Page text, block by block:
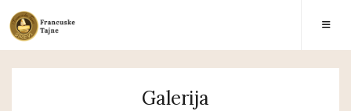
Galerija